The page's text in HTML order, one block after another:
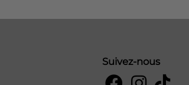
Suivez-nous